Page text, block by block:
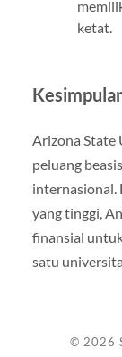
ketat.
Arizona State
peluang
internasional.
yang tinggi,
finansial
satu
© 2026